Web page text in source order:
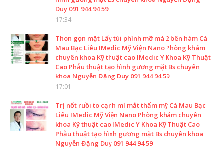
Duy 091 944 94 59
17:34
Thon gọn mặt Lấy túi phình mỡ má 2 bên hàm Cà
Mau Bạc Liêu IMedic Mỹ Viện Nano Phòng khám
chuyên khoa Kỹ thuật cao IMedic Y Khoa Kỹ Thuật
Cao Phẫu thuật tạo hình gương mặt Bs chuyên
khoa Nguyễn Đặng Duy 091 944 94 59
17:01
Trị nốt ruồi to cạnh mí mắt thẩm mỹ Cà Mau Bạc
Liêu IMedic Mỹ Viện Nano Phòng khám chuyên
khoa Kỹ thuật cao IMedic Y Khoa Kỹ Thuật Cao
Phẫu thuật tạo hình gương mặt Bs chuyên khoa
Nguyễn Đặng Duy 091 944 94 59